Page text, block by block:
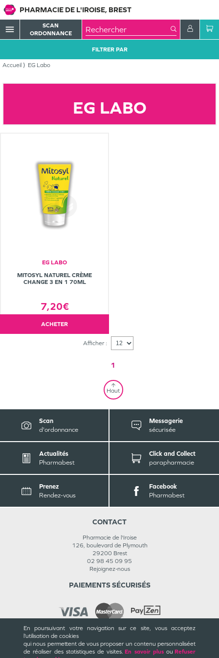
En poursuivant votre navigation sur ce site, vous acceptez
l’utilisation de cookies
qui nous permettent de vous proposer un contenu personnaliséet
de réaliser des statistiques de visites. En savoir plusou Refuser
PHARMACIE DE L'IROISE, BREST
menu
SCAN
ORDONNANCE
Accueil EG Labo
FILTRER PAR
EG LABO
EG LABO
MITOSYL NATUREL CRÈME
CHANGE 3 EN 1 70ML
7,20€
ACHETER
Afficher :
1
Haut
Scan
d'ordonnance
Messagerie
sécurisée
Actualités
Pharmabest
Click and Collect
parapharmacie
Prenez
Rendez-vous
Facebook
Pharmabest
CONTACT
Pharmacie de l'Iroise
126, boulevard de Plymouth
29200 Brest
02 98 45 09 95
Rejoignez-nous
CGU / CGV
PAIEMENTS SÉCURISÉS